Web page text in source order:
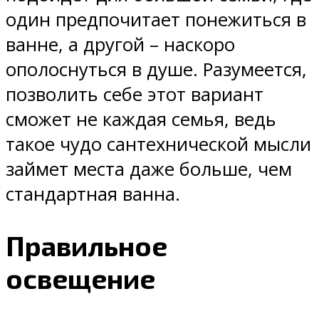
один предпочитает понежиться в
ванне, а другой – наскоро
ополоснуться в душе. Разумеется,
позволить себе этот вариант
сможет не каждая семья, ведь
такое чудо сантехнической мысли
займет места даже больше, чем
стандартная ванна.
Правильное
освещение